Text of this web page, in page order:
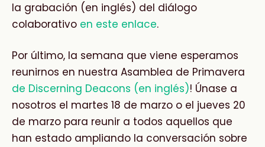
la grabación (en inglés) del diálogo
colaborativo en este enlace.
Por último, la semana que viene esperamos
reunirnos en nuestra Asamblea de Primavera
de Discerning Deacons (en inglés)! Únase a
nosotros el martes 18 de marzo o el jueves 20
de marzo para reunir a todos aquellos que
han estado ampliando la conversación sobre